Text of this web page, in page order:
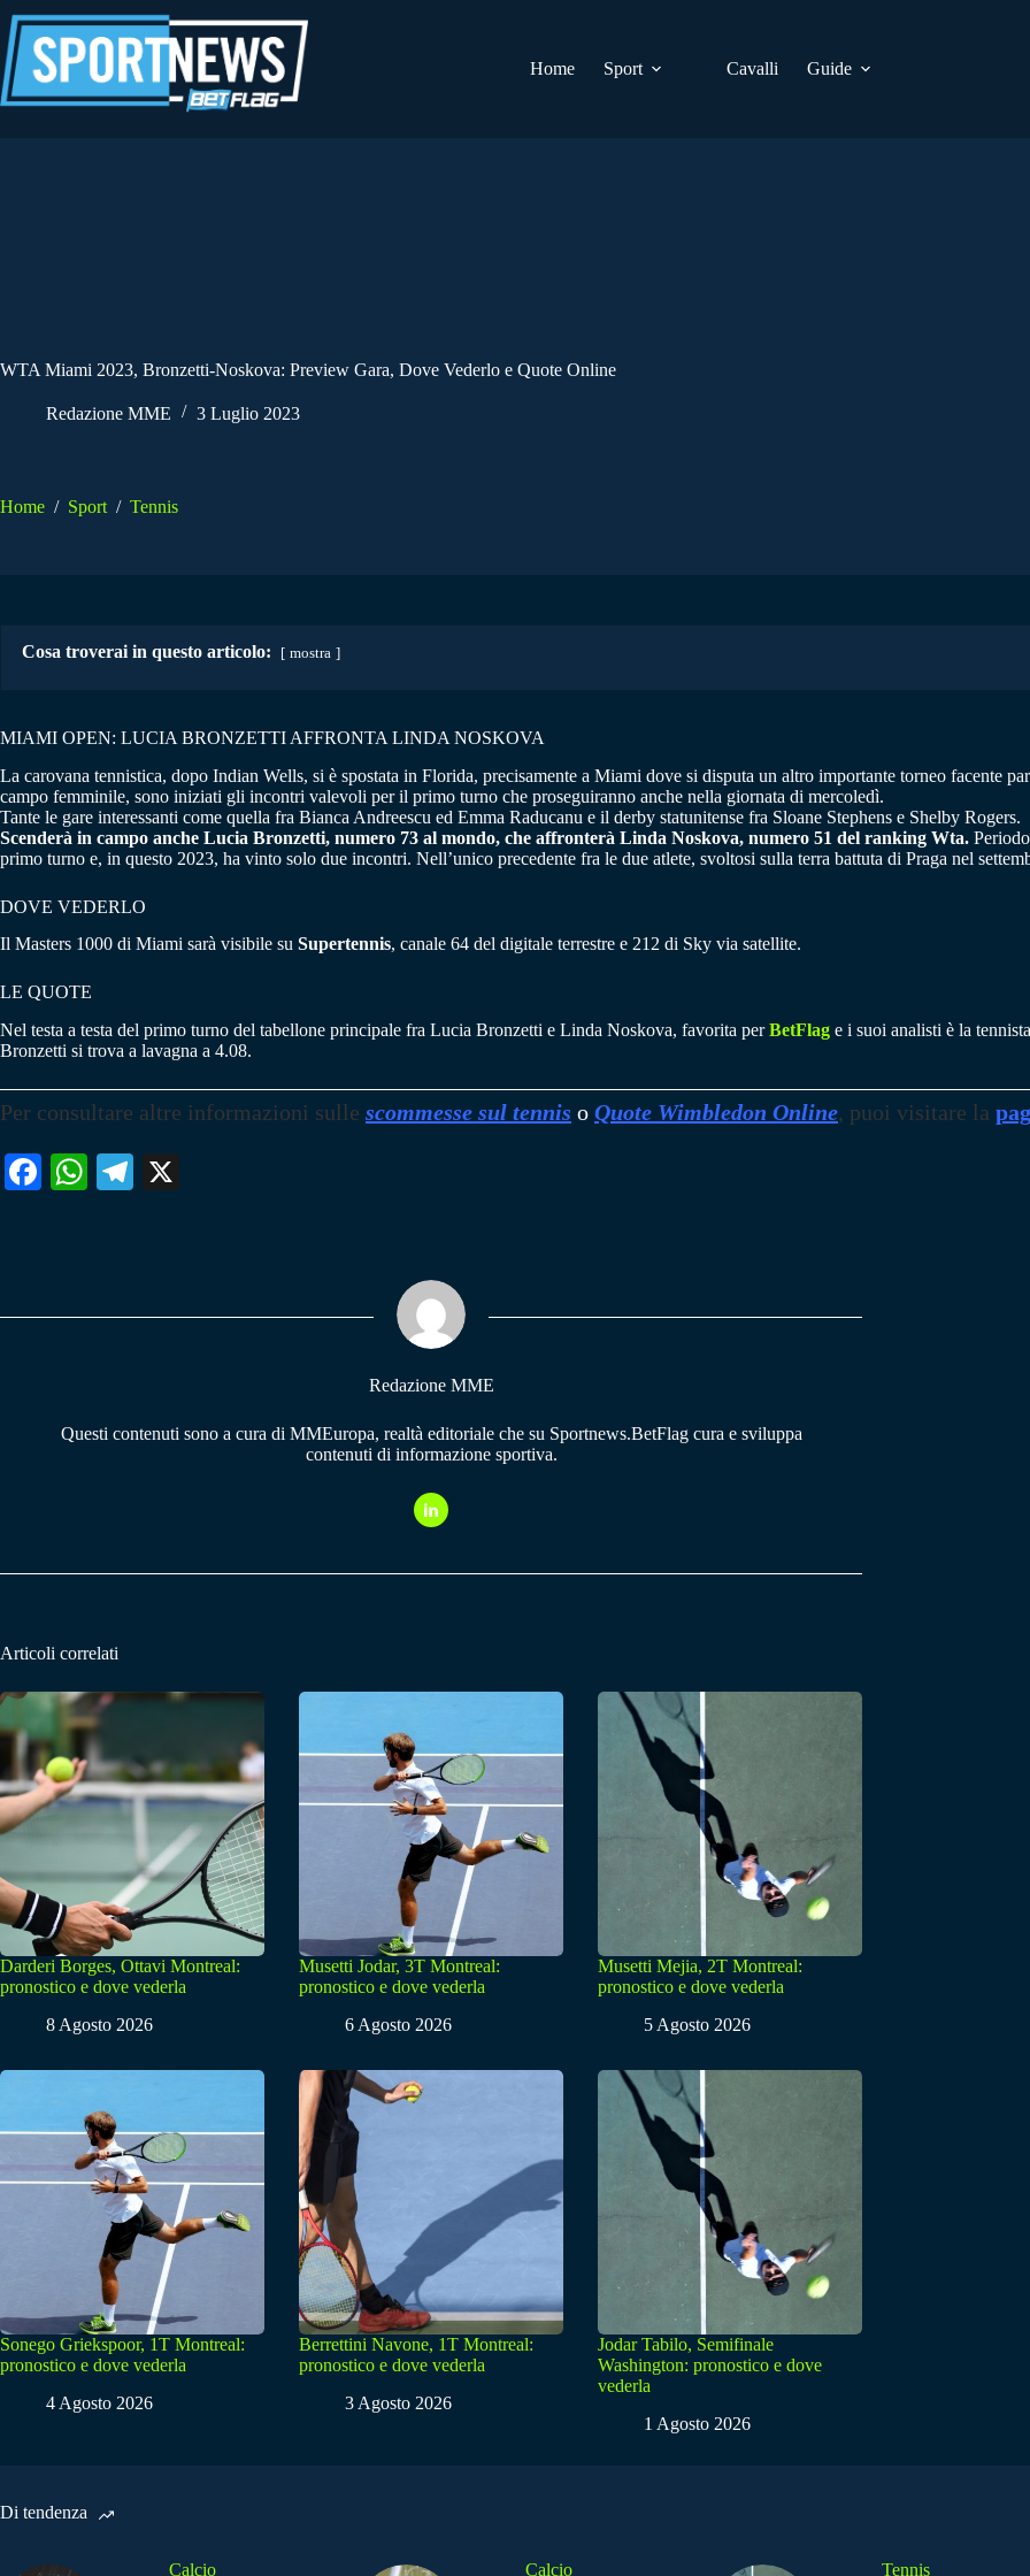
al
contenuto
Home
Sport Cavalli Guide
WTA Miami 2023, Bronzetti-Noskova: Preview Gara, Dove Vederlo e Quote Online
Redazione MME 3 Luglio 2023
Home / Sport / Tennis
Cosa troverai in questo articolo: mostra
MIAMI OPEN: LUCIA BRONZETTI AFFRONTA LINDA NOSKOVA
La carovana tennistica, dopo Indian Wells, si è spostata in Florida, precisamente a Miami dove si disputa un altro importante torneo facente
campo femminile, sono iniziati gli incontri valevoli per il primo turno che proseguiranno anche nella giornata di mercoledì.
Tante le gare interessanti come quella fra Bianca Andreescu ed Emma Raducanu e il derby statunitense fra Sloane Stephens e Shelby Rogers.
Scenderà in campo anche Lucia Bronzetti, numero 73 al mondo, che affronterà Linda Noskova, numero 51 del ranking Wta.
primo turno e, in questo 2023, ha vinto solo due incontri. Nell’unico precedente fra le due atlete, svoltosi sulla terra battuta di Praga nel
DOVE VEDERLO
Il Masters 1000 di Miami sarà visibile su Supertennis, canale 64 del digitale terrestre e 212 di Sky via satellite.
LE QUOTE
Nel testa a testa del primo turno del tabellone principale fra Lucia Bronzetti e Linda Noskova, favorita perBetFlag e i suoi analisti è la
Bronzetti si trova a lavagna a 4.08.
Per consultare altre informazioni sulle scommesse sul tennis o Quote Wimbledon Online, puoi visitare la
Fa W
pp
Te
m
Redazione MME
Questi contenuti sono a cura di MMEuropa, realtà editoriale che su Sportnews.BetFlag cura e sviluppa
contenuti di informazione sportiva.
Articoli correlati
Darderi Borges, Ottavi Montreal:
pronostico e dove vederla
8 Agosto 2026
Musetti Jodar, 3T Montreal:
pronostico e dove vederla
6 Agosto 2026
Musetti Mejia, 2T Montreal:
pronostico e dove vederla
5 Agosto 2026
Sonego Griekspoor, 1T Montreal:
pronostico e dove vederla
4 Agosto 2026
Berrettini Navone, 1T Montreal:
pronostico e dove vederla
3 Agosto 2026
Jodar Tabilo, Semifinale
Washington: pronostico e dove
vederla
1 Agosto 2026
Di tendenza
Calcio Calcio Tennis